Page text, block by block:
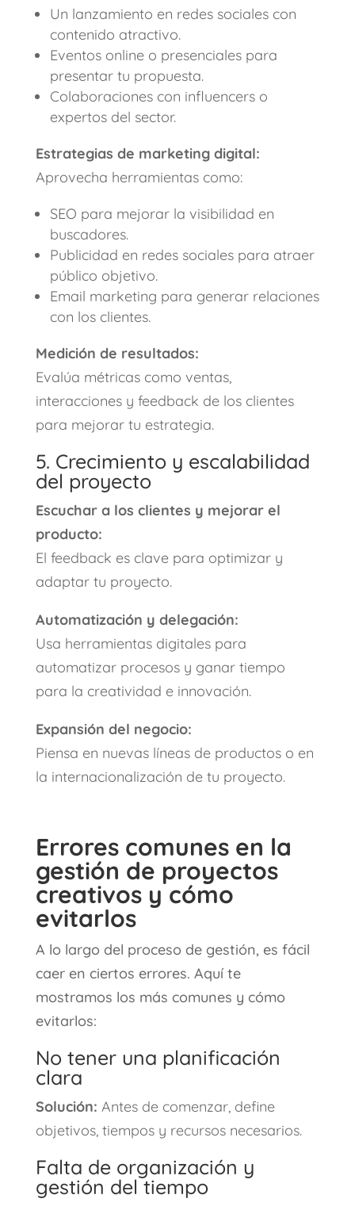
Un lanzamiento en redes sociales con
contenido atractivo.
Eventos online o presenciales para
presentar tu propuesta.
Colaboraciones con influencers o
expertos del sector.
Estrategias de marketing digital:
Aprovecha herramientas como:
SEO para mejorar la visibilidad en
buscadores.
Publicidad en redes sociales para atraer
público objetivo.
Email marketing para generar relaciones
con los clientes.
Medición de resultados:
Evalúa métricas como ventas,
interacciones y feedback de los clientes
para mejorar tu estrategia.
5. Crecimiento y escalabilidad
del proyecto
Escuchar a los clientes y mejorar el
producto:
El feedback es clave para optimizar y
adaptar tu proyecto.
Automatización y delegación:
Usa herramientas digitales para
automatizar procesos y ganar tiempo
para la creatividad e innovación.
Expansión del negocio:
Piensa en nuevas líneas de productos o en
la internacionalización de tu proyecto.
Errores comunes en la
gestión de proyectos
creativos y cómo
evitarlos
A lo largo del proceso de gestión, es fácil
caer en ciertos errores. Aquí te
mostramos los más comunes y cómo
evitarlos:
No tener una planificación
clara
Solución: Antes de comenzar, define
objetivos, tiempos y recursos necesarios.
Falta de organización y
gestión del tiempo